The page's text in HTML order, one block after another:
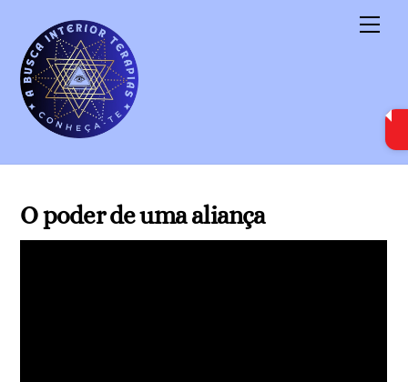
content
O poder de uma aliança